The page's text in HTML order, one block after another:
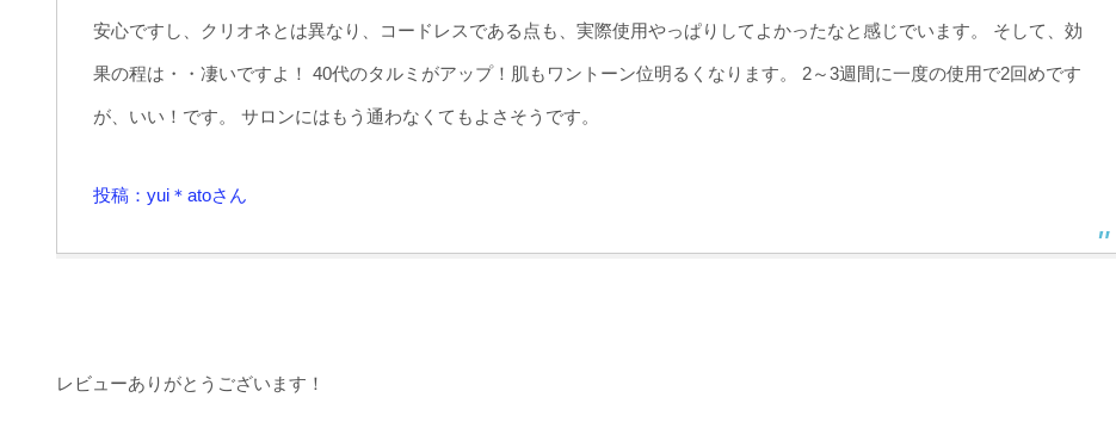
安心ですし、クリオネとは異なり、コードレスである点も、実際使用やっぱりしてよかったなと感じでいます。 そして、効
果の程は・・凄いですよ！ 40代のタルミがアップ！肌もワントーン位明るくなります。 2～3週間に一度の使用で2回めです
が、いい！です。 サロンにはもう通わなくてもよさそうです。
投稿：yui＊atoさん
レビューありがとうございます！